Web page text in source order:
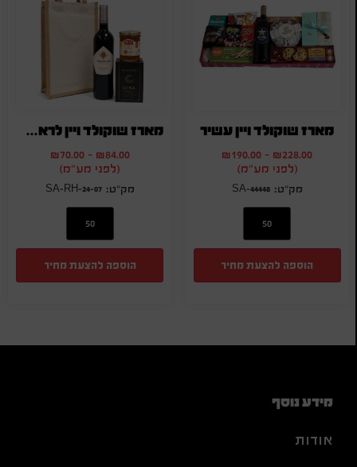
מארז שוקולד ויין עשיר
₪228.00
-
₪190.00
(לפני מע"מ)
SA-44448
הוספה להצעת מחיר
מארז שוקולד ויין לראש השנה
₪84.00
-
₪70.00
(לפני מע"מ)
SA-RH-24-07
הוספה להצעת מחיר
מידע נוסף
אודות